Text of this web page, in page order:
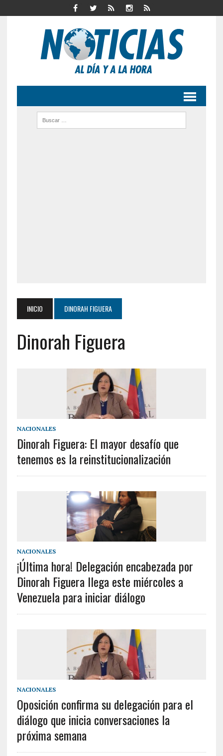
INICIO DINORAH FIGUERA
Dinorah Figuera
NACIONALES
Dinorah Figuera: El mayor desafío que
tenemos es la reinstitucionalización
NACIONALES
¡Última hora! Delegación encabezada por
Dinorah Figuera llega este miércoles a
Venezuela para iniciar diálogo
NACIONALES
Oposición confirma su delegación para el
diálogo que inicia conversaciones la
próxima semana